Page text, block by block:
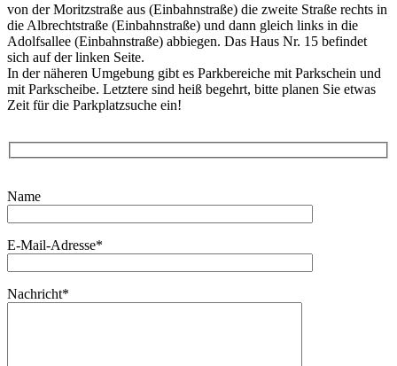
von der Moritzstraße aus (Einbahnstraße) die zweite Straße rechts in
die Albrechtstraße (Einbahnstraße) und dann gleich links in die
Adolfsallee (Einbahnstraße) abbiegen. Das Haus Nr. 15 befindet
sich auf der linken Seite.
In der näheren Umgebung gibt es Parkbereiche mit Parkschein und
mit Parkscheibe. Letztere sind heiß begehrt, bitte planen Sie etwas
Zeit für die Parkplatzsuche ein!
i
e
a
s
Name
E-Mail-Adresse*
Nachricht*